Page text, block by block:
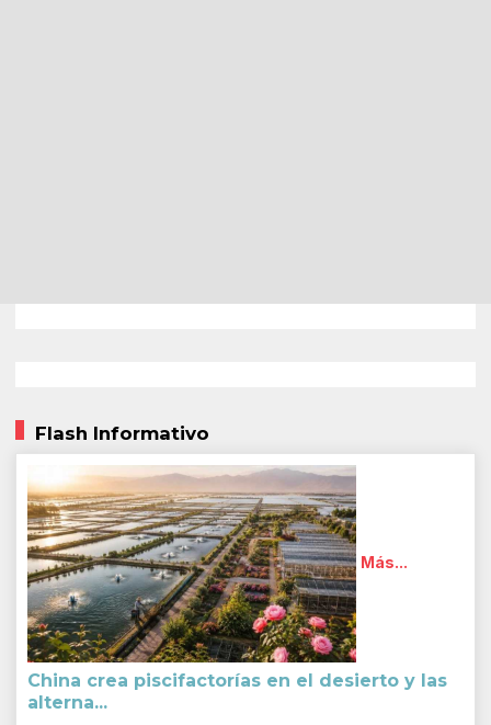
Flash Informativo
Más...
China crea piscifactorías en el desierto y las
alterna...